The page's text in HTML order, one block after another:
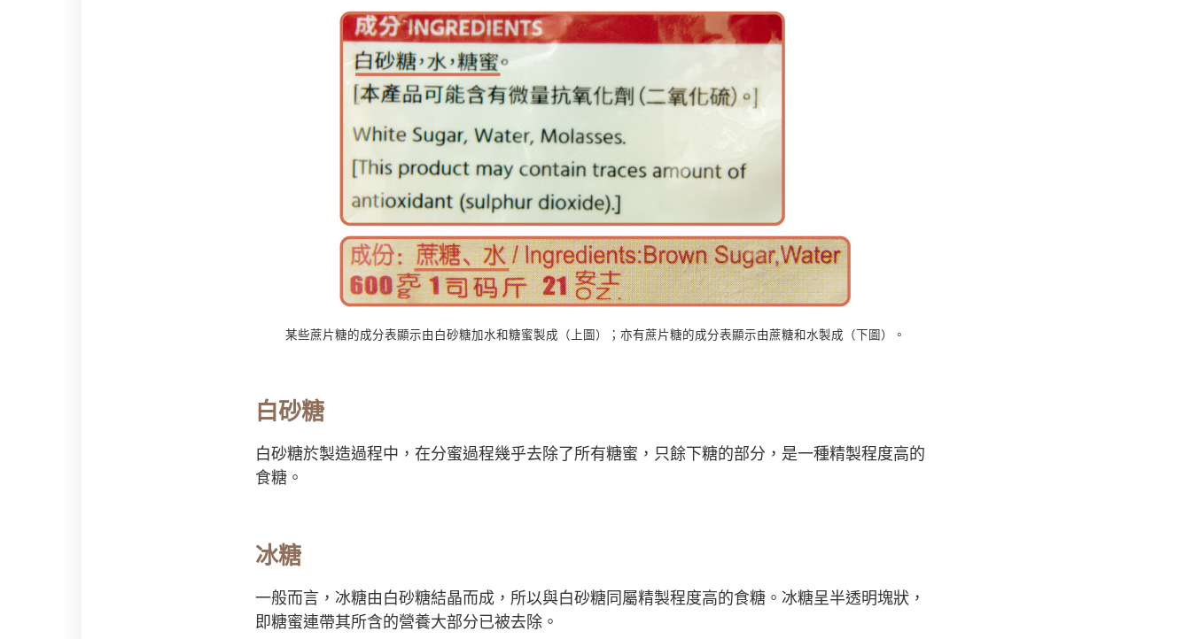
某些蔗片糖的成分表顯示由白砂糖加水和糖蜜製成（上圖）；亦有蔗片糖的成分表顯示由蔗糖和水製成（下圖）。
白砂糖
白砂糖於製造過程中，在分蜜過程幾乎去除了所有糖蜜，只餘下糖的部分，是一種精製程度高的
食糖。
冰糖
一般而言，冰糖由白砂糖結晶而成，所以與白砂糖同屬精製程度高的食糖。冰糖呈半透明塊狀，
即糖蜜連帶其所含的營養大部分已被去除。